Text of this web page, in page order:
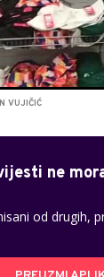
VUJIČIĆ
ne
od drugih,